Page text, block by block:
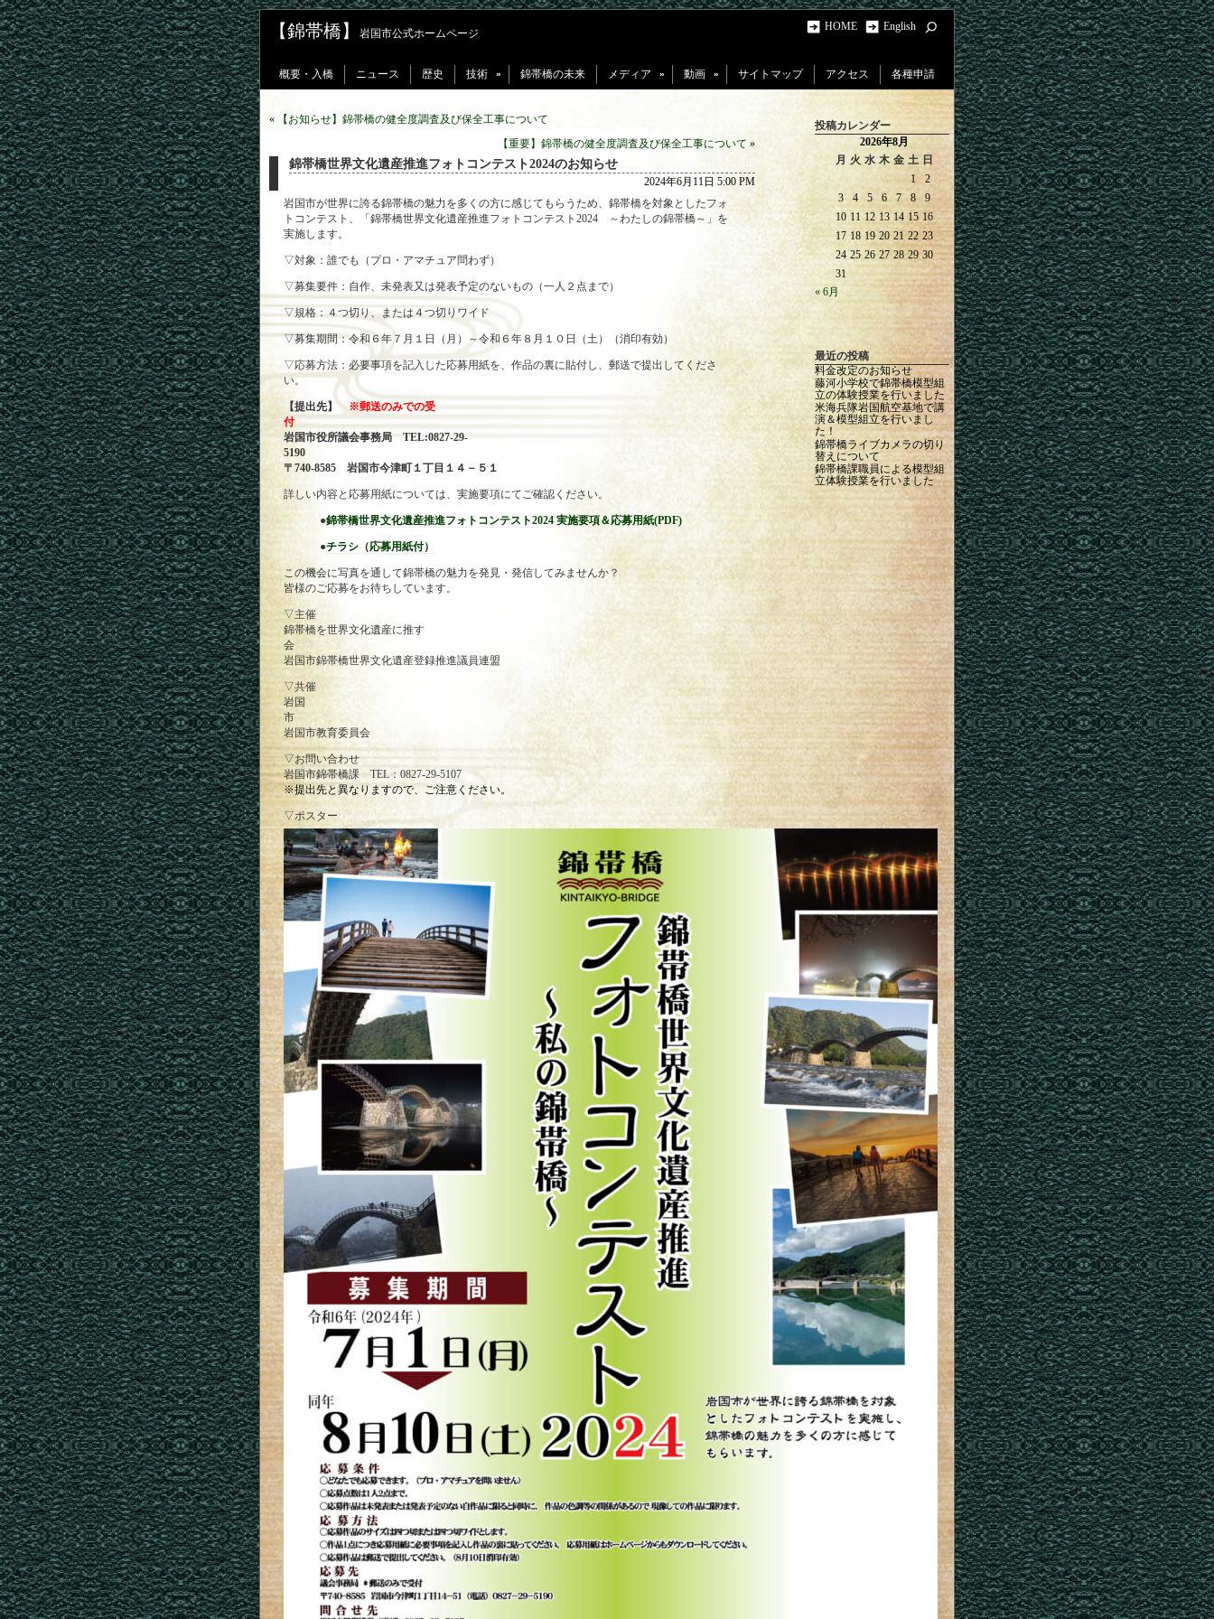
【錦帯橋】 岩国市公式ホームページ
HOME English
概要・入橋 ニュース 歴史 技術 » 錦帯橋の未来 メディア » 動画 » サイトマップ アクセス 各種申請
«
【お知らせ】錦帯橋の健全度調査及び保全工事について
【重要】錦帯橋の健全度調査及び保全工事について »
錦帯橋世界文化遺産推進フォトコンテスト2024のお知らせ
2024年6月11日 5:00 PM
岩国市が世界に誇る錦帯橋の魅力を多くの方に感じてもらうため、錦帯橋を対象としたフォ
トコンテスト、「錦帯橋世界文化遺産推進フォトコンテスト2024 ～わたしの錦帯橋～」を
実施します。
▽対象：誰でも（プロ・アマチュア問わず）
▽募集要件：自作、未発表又は発表予定のないもの（一人２点まで）
▽規格：４つ切り、または４つ切りワイド
▽募集期間：令和６年７月１日（月）～令和６年８月１０日（土）（消印有効）
▽応募方法：必要事項を記入した応募用紙を、作品の裏に貼付し、郵送で提出してくださ
い。
【提出先】※郵送のみでの受
付
岩国市役所議会事務局 TEL:0827-29-
5190
〒740-8585 岩国市今津町１丁目１４－５１
詳しい内容と応募用紙については、実施要項にてご確認ください。
●錦帯橋世界文化遺産推進フォトコンテスト2024 実施要項＆応募用紙(PDF)
●チラシ（応募用紙付）
この機会に写真を通して錦帯橋の魅力を発見・発信してみませんか？
皆様のご応募をお待ちしています。
▽主催
錦帯橋を世界文化遺産に推す
会
岩国市錦帯橋世界文化遺産登録推進議員連盟
▽共催
岩国
市
岩国市教育委員会
▽お問い合わせ
岩国市錦帯橋課 TEL：0827-29-5107
※提出先と異なりますので、ご注意ください。
▽ポスター
投稿カレンダー
2026年8月
月 火 水 木 金 土 日
1
2
3
4 5 6 7 8
9
10 11 12 13 14 15 16
17 18 19 20 21 22 23
24 25 26 27 28 29 30
31
« 6月
最近の投稿
料金改定のお知らせ
藤河小学校で錦帯橋模型組
立の体験授業を行いました
米海兵隊岩国航空基地で講
演＆模型組立を行いまし
た！
錦帯橋ライブカメラの切り
替えについて
錦帯橋課職員による模型組
立体験授業を行いました